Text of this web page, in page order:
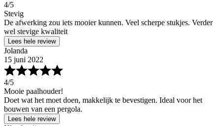
4/5
Stevig
De afwerking zou iets mooier kunnen. Veel scherpe stukjes. Verder
wel stevige kwaliteit
Lees hele review
Jolanda
15 juni 2022
4/5
Mooie paalhouder!
Doet wat het moet doen, makkelijk te bevestigen. Ideal voor het
bouwen van een pergola.
Lees hele review